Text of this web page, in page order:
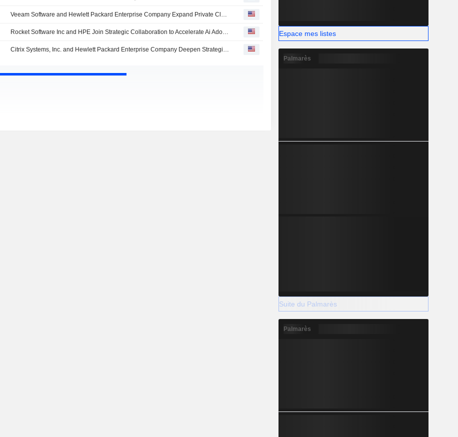
Veeam Software and Hewlett Packard Enterprise Company Expand Private Cloud Innovation for Ai and Modern Virtualized Workloads
Rocket Software Inc and HPE Join Strategic Collaboration to Accelerate Ai Adoption Across Mission-Critical Environments
Citrix Systems, Inc. and Hewlett Packard Enterprise Company Deepen Strategic Collaboration on Private Cloud and Virtualization Solutions
Espace mes listes
Palmarès
Suite du Palmarès
Palmarès